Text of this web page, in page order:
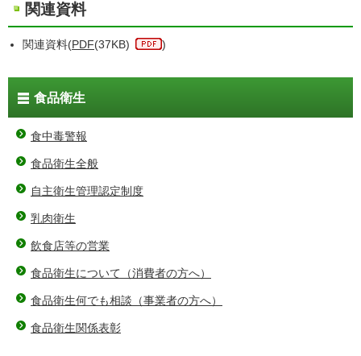
関連資料
関連資料(PDF(37KB) )
食品衛生
食中毒警報
食品衛生全般
自主衛生管理認定制度
乳肉衛生
飲食店等の営業
食品衛生について（消費者の方へ）
食品衛生何でも相談（事業者の方へ）
食品衛生関係表彰